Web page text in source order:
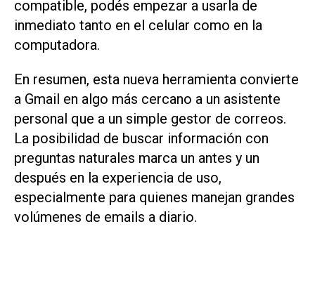
compatible, podés empezar a usarla de
inmediato tanto en el celular como en la
computadora.
En resumen, esta nueva herramienta convierte
a Gmail en algo más cercano a un asistente
personal que a un simple gestor de correos.
La posibilidad de buscar información con
preguntas naturales marca un antes y un
después en la experiencia de uso,
especialmente para quienes manejan grandes
volúmenes de emails a diario.